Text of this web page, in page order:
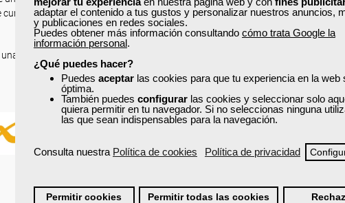
adaptar el contenido a tus gustos y personalizar nuestros anuncios,
y publicaciones en redes sociales.
Puedes obtener más información consultando cómo trata Google la
información personal.
¿Qué puedes hacer?
Puedes aceptar las cookies para que tu experiencia en la web
óptima.
También puedes configurar las cookies y seleccionar solo
quiera permitir en tu navegador. Si no seleccionas ninguna
las que sean indispensables para la navegación.
Consulta nuestra Política de cookies Política de privacidad
Permitir cookies Permitir todas las cookies
cumplimiento.
duración de